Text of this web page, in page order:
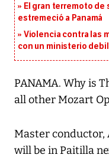
El gran terremoto de
estremeció a Panamá
Violencia contra las
con un ministerio
PANAMA. Why is
all other Mozart
Master conductor,
will be in Paitilla